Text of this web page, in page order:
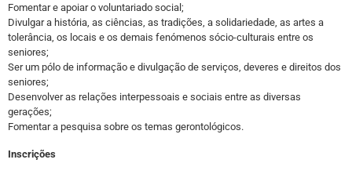
Fomentar e apoiar o voluntariado social;
Divulgar a história, as ciências, as tradições, a solidariedade, as artes a
tolerância, os locais e os demais fenómenos sócio-culturais entre os
seniores;
Ser um pólo de informação e divulgação de serviços, deveres e direitos dos
seniores;
Desenvolver as relações interpessoais e sociais entre as diversas
gerações;
Fomentar a pesquisa sobre os temas gerontológicos.
Inscrições